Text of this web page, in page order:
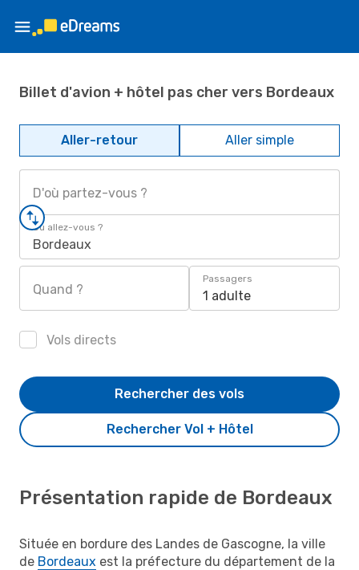
Billet d'avion + hôtel pas cher vers Bordeaux
Aller-retour Aller simple
D'où partez-vous ?
Où allez-vous ?
Bordeaux
Quand ?
Passagers
1 adulte
Vols directs
Rechercher Vol + Hôtel
Rechercher des vols
Présentation rapide de Bordeaux
Située en bordure des Landes de Gascogne, la ville
de Bordeaux est la préfecture du département de la